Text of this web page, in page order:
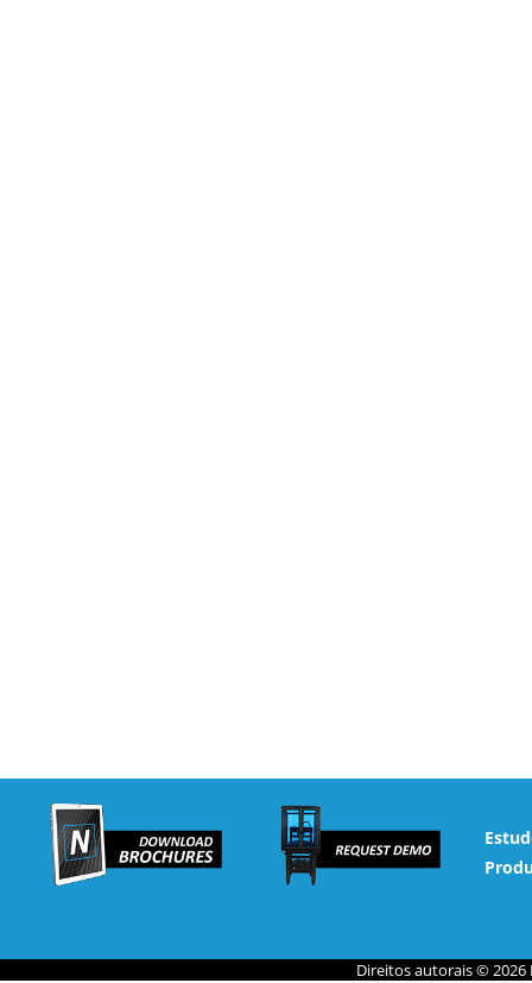
Direitos autorais © 2026